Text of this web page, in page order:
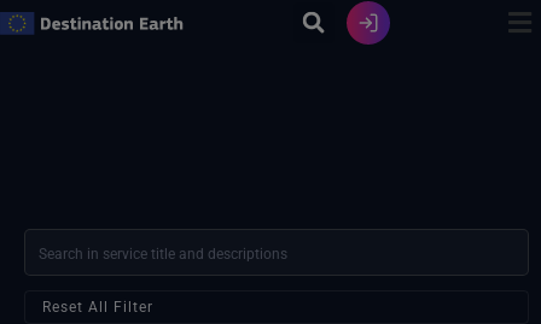
Ir
Reset All Filter